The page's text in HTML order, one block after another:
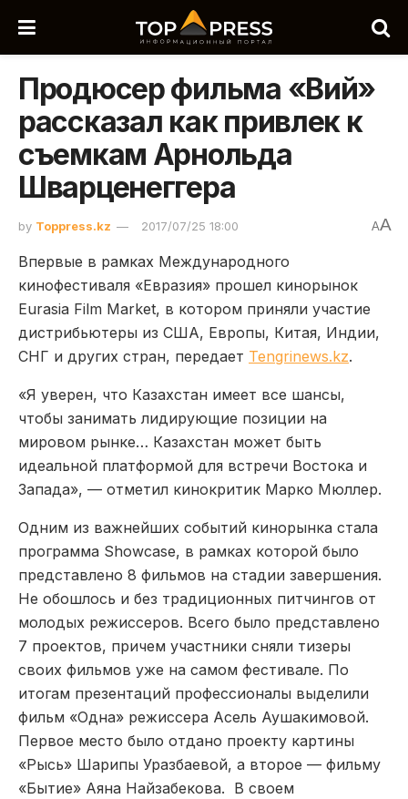
Продюсер фильма «Вий»
рассказал как привлек к
съемкам Арнольда
Шварценеггера
by Toppress.kz 2017/07/25 18:00 AA
Впервые в рамках Международного
кинофестиваля «Евразия» прошел кинорынок
Eurasia Film Market, в котором приняли участие
дистрибьютеры из США, Европы, Китая, Индии,
СНГ и других стран, передает Tengrinews.kz.
«Я уверен, что Казахстан имеет все шансы,
чтобы занимать лидирующие позиции на
мировом рынке… Казахстан может быть
идеальной платформой для встречи Востока и
Запада», — отметил кинокритик Марко Мюллер.
Одним из важнейших событий кинорынка стала
программа Showcase, в рамках которой было
представлено 8 фильмов на стадии завершения.
Не обошлось и без традиционных питчингов от
молодых режиссеров. Всего было представлено
7 проектов, причем участники сняли тизеры
своих фильмов уже на самом фестивале. По
итогам презентаций профессионалы выделили
фильм «Одна» режиссера Асель Аушакимовой.
Первое место было отдано проекту картины
«Рысь» Шарипы Уразбаевой, а второе — фильму
«Бытие» Аяна Найзабекова. В своем